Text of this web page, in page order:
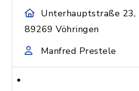
Unterhauptstraße 23,
89269 Vöhringen
Manfred Prestele